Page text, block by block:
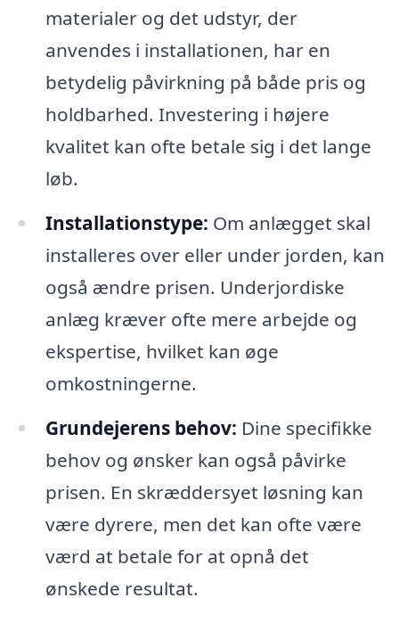
materialer og det udstyr, der
anvendes i installationen, har en
betydelig påvirkning på både pris og
holdbarhed. Investering i højere
kvalitet kan ofte betale sig i det lange
løb.
Installationstype: Om anlægget skal
installeres over eller under jorden, kan
også ændre prisen. Underjordiske
anlæg kræver ofte mere arbejde og
ekspertise, hvilket kan øge
omkostningerne.
Grundejerens behov: Dine specifikke
behov og ønsker kan også påvirke
prisen. En skræddersyet løsning kan
være dyrere, men det kan ofte være
værd at betale for at opnå det
ønskede resultat.